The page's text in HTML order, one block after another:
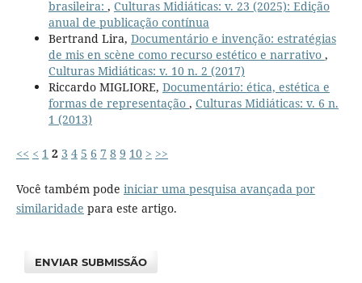
brasileira: , Culturas Midiáticas: v. 23 (2025): Edição
anual de publicação contínua
Bertrand Lira, Documentário e invenção: estratégias
de mis en scène como recurso estético e narrativo ,
Culturas Midiáticas: v. 10 n. 2 (2017)
Riccardo MIGLIORE, Documentário: ética, estética e
formas de representação , Culturas Midiáticas: v. 6 n.
1 (2013)
<< < 1 2 3 4 5 6 7 8 9 10 > >>
Você também pode iniciar uma pesquisa avançada por
similaridade para este artigo.
ENVIAR SUBMISSÃO